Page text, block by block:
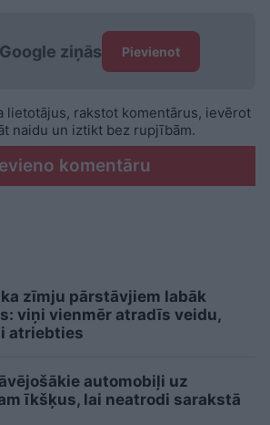
ziņās Pievienot
lietotājus, rakstot komentārus, ievērot
naidu un iztikt bez rupjībām.
komentāru
zīmju pārstāvjiem labāk
viņi vienmēr atradīs veidu,
atriebties
automobiļi uz
īkšķus, lai neatrodi sarakstā